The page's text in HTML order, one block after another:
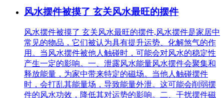
风水摆件被摸了 玄关风水最旺的摆件
风水摆件被摸了 玄关风水最旺的摆件,风水摆件是家居中
常见的物品，它们被认为具有提升运势、化解煞气的作
用。当风水摆件被他人触碰时，可能会对风水的稳定性
产生一定的影响。一、泄露风水能量风水摆件会聚集和
释放能量，为家中带来特定的磁场。当他人触碰摆件
时，会打乱其能量场，导致能量外泄。这可能会削弱摆
件的风水功效，降低其对运势的影响。二、干扰摆件磁